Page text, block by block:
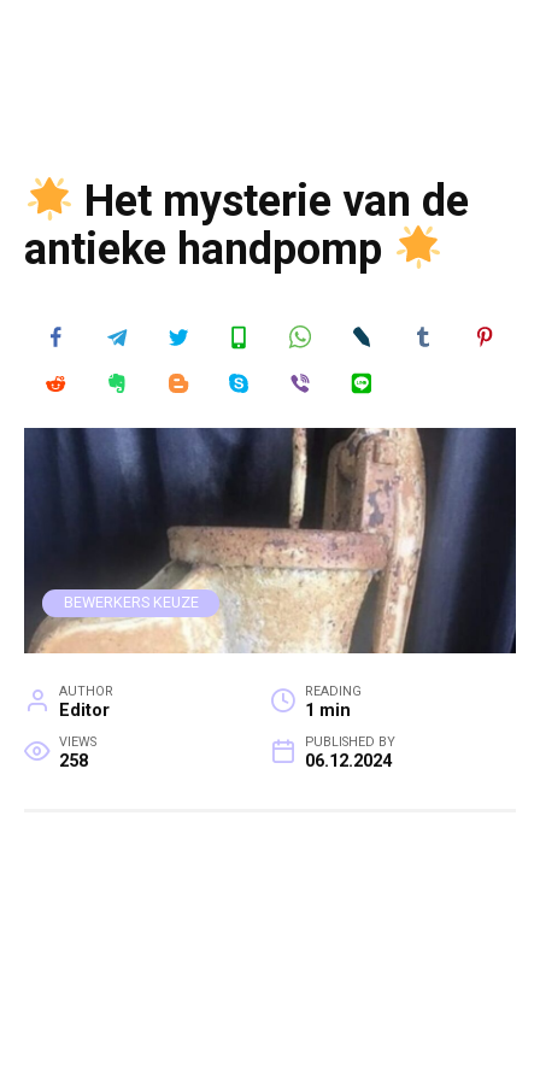
Het mysterie van de
antieke handpomp
BEWERKERS KEUZE
AUTHOR
Editor
READING
1 min
VIEWS
258
PUBLISHED BY
06.12.2024